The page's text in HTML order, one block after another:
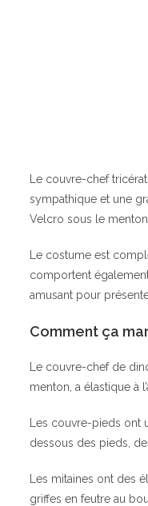
Le couvre-chef
sympathique et une
Velcro sous le
Le costume est
comportent
amusant pour
Comment ça
Le couvre-chef de
menton, a élastique à
Les couvre-pieds ont
dessous des pieds,
Les mitaines ont des
griffes en feutre au